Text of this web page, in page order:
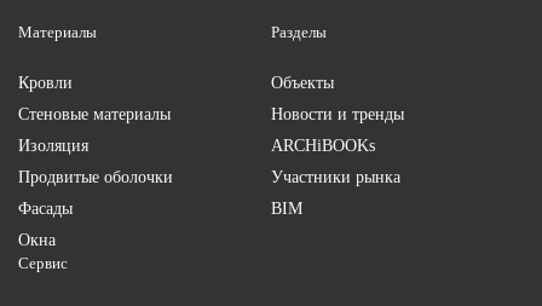
Материалы
Кровли
Стеновые материалы
Изоляция
Продвитые оболочки
Фасады
Окна
Разделы
Объекты
Новости и тренды
ARCHiBOOKs
Участники рынка
BIM
Сервис